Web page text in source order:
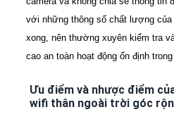
với những thông số chất lượng
xong, nên thường xuyên kiểm tra
cao an toàn hoạt động ổn định
Ưu điểm và nhược điểm
wifi thân ngoài trời góc